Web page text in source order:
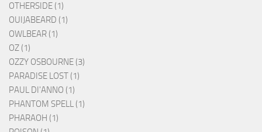
OTHERSIDE (1)
OUIJABEARD (1)
OWLBEAR (1)
OZ (1)
OZZY OSBOURNE (3)
PARADISE LOST (1)
PAUL DI'ANNO (1)
PHANTOM SPELL (1)
PHARAOH (1)